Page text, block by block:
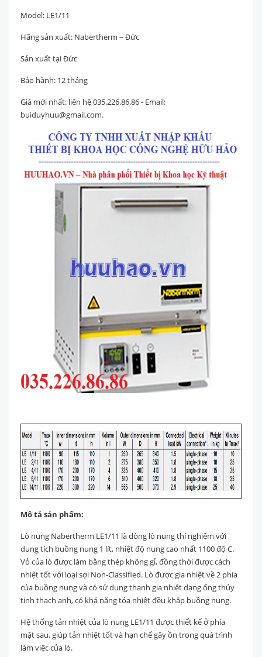
Model: LE1/11
Hãng sản xuất: Nabertherm – Đức
Sản xuất tại Đức
Bảo hành: 12 tháng
Giá mới nhất: liên hệ 035.226.86.86 - Email:
buiduyhuu@gmail.com.
Mô tả sản phẩm:
Lò nung Nabertherm LE1/11 là dòng lò nung thí nghiệm với
dung tích buồng nung 1 lít, nhiệt độ nung cao nhất 1100 độ C.
Vỏ của lò được làm bằng thép không gỉ, đồng thời được cách
nhiệt tốt với loại sợi Non-Classified. Lò được gia nhiệt về 2 phía
của buồng nung và có sử dụng thanh gia nhiệt dạng ống thủy
tinh thạch anh, có khả năng tỏa nhiệt đều khắp buồng nung.
Hệ thống tản nhiệt của lò nung LE1/11 được thiết kế ở phía
mặt sau, giúp tản nhiệt tốt và hạn chế gây ồn trong quá trình
làm việc của lò.